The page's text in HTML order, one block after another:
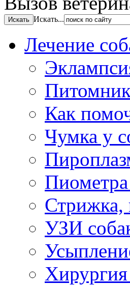
Искать...
Лечение
Как
Чумка у
Стрижка,
УЗИ
Хирургия